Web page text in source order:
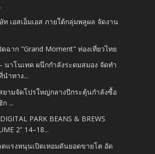
ท เอสเอ็มเอส ภายใต้กลุ่มพลูผล จัดงาน
ดฉาก "Grand Moment" ท่องเที่ยวไทย
นาโนเทค ผนึกกำลังระดมสมอง จัดทำ
ำทาง...
ยามจัดโปรใหญ่กลางปี​กระตุ้นกำลังซื้อ
...
PARK BEANS & BREWS
2” 14–18...
แรงหนุนเปิดเทอมดันยอดขายโต อัด